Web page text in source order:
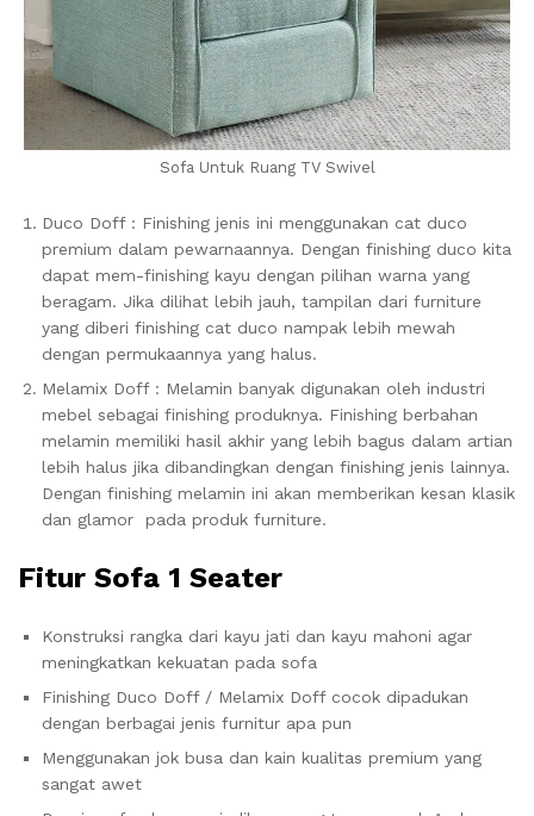
Sofa Untuk Ruang TV Swivel
Duco Doff : Finishing jenis ini menggunakan cat duco
premium dalam pewarnaannya. Dengan finishing duco kita
dapat mem-finishing kayu dengan pilihan warna yang
beragam. Jika dilihat lebih jauh, tampilan dari furniture
yang diberi finishing cat duco nampak lebih mewah
dengan permukaannya yang halus.
Melamix Doff : Melamin banyak digunakan oleh industri
mebel sebagai finishing produknya. Finishing berbahan
melamin memiliki hasil akhir yang lebih bagus dalam artian
lebih halus jika dibandingkan dengan finishing jenis lainnya.
Dengan finishing melamin ini akan memberikan kesan klasik
dan glamor pada produk furniture.
Fitur Sofa 1 Seater
Konstruksi rangka dari kayu jati dan kayu mahoni agar
meningkatkan kekuatan pada sofa
Finishing Duco Doff / Melamix Doff cocok dipadukan
dengan berbagai jenis furnitur apa pun
Menggunakan jok busa dan kain kualitas premium yang
sangat awet